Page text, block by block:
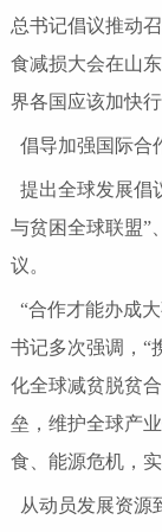
总书记倡议推动
食减损大会在山
界各国应该加快
倡导加强国际
提出全球发展倡
与贫困全球联盟”
议。
“合作才能办成
书记多次强调，“
化全球减贫脱贫
垒，维护全球产
食、能源危机，
从动员发展资源